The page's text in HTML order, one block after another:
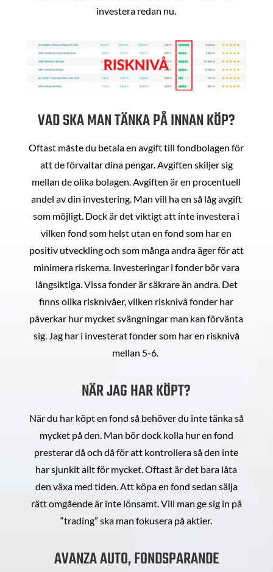
investera redan nu.
VAD SKA MAN TÄNKA PÅ INNAN KÖP?
Oftast måste du betala en avgift till fondbolagen för
att de förvaltar dina pengar. Avgiften skiljer sig
mellan de olika bolagen. Avgiften är en procentuell
andel av din investering. Man vill ha en så låg avgift
som möjligt. Dock är det viktigt att inte investera i
vilken fond som helst utan en fond som har en
positiv utveckling och som många andra äger för att
minimera riskerna. Investeringar i fonder bör vara
långsiktiga. Vissa fonder är säkrare än andra. Det
finns olika risknivåer, vilken risknivå fonder har
påverkar hur mycket svängningar man kan förvänta
sig. Jag har i investerat fonder som har en risknivå
mellan 5-6.
NÄR JAG HAR KÖPT?
När du har köpt en fond så behöver du inte tänka så
mycket på den. Man bör dock kolla hur en fond
presterar då och då för att kontrollera så den inte
har sjunkit allt för mycket. Oftast är det bara låta
den växa med tiden. Att köpa en fond sedan sälja
rätt omgående är inte lönsamt. Vill man ge sig in på
“trading” ska man fokusera på aktier.
AVANZA AUTO, FONDSPARANDE